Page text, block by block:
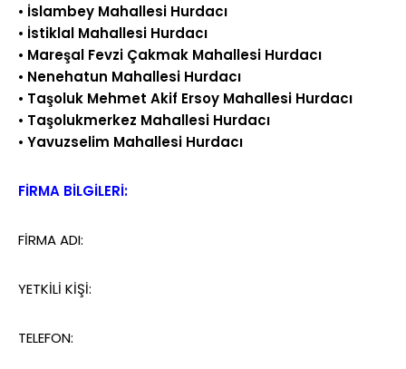
• İslambey Mahallesi Hurdacı
• İstiklal Mahallesi Hurdacı
• Mareşal Fevzi Çakmak Mahallesi Hurdacı
• Nenehatun Mahallesi Hurdacı
• Taşoluk Mehmet Akif Ersoy Mahallesi Hurdacı
• Taşolukmerkez Mahallesi Hurdacı
• Yavuzselim Mahallesi Hurdacı
FİRMA BİLGİLERİ:
FİRMA ADI:
YETKİLİ KİŞİ:
TELEFON: